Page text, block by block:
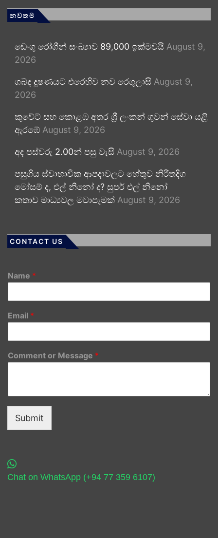
නවතම
ඩෙංගු රෝගීන් සංඛ්‍යාව 89,000 ඉක්මවයි August 9,
2026
ශබ්ද දූෂණයට එරෙහිව නව රෙගුලාසි August 9,
2026
කුවේට් සහ කොළඹ අතර ශ්‍රී ලංකන් ගුවන් සේවා යළි
ඇරඹේ August 9, 2026
අද පස්වරු 2.00න් පසු වැසි August 9, 2026
පසුගිය ස්වාභාවික ආපදාවලට හේතුව නිරිතදිග
මෝසම් ද, එල් නිනෝ ද? සුපර් එල් නිනෝ
කතාව මාධ්‍යවල මවාපෑමක් August 9, 2026
CONTACT US
Name *
Email *
Comment or Message *
Submit
Chat on WhatsApp (+94 77 359 6107)